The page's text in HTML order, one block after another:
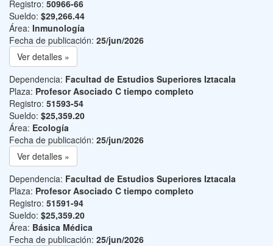
Registro: 50966-66
Sueldo: $29,266.44
Área: Inmunología
Fecha de publicación: 25/jun/2026
Ver detalles »
Dependencia: Facultad de Estudios Superiores Iztacala
Plaza: Profesor Asociado C tiempo completo
Registro: 51593-54
Sueldo: $25,359.20
Área: Ecología
Fecha de publicación: 25/jun/2026
Ver detalles »
Dependencia: Facultad de Estudios Superiores Iztacala
Plaza: Profesor Asociado C tiempo completo
Registro: 51591-94
Sueldo: $25,359.20
Área: Básica Médica
Fecha de publicación: 25/jun/2026